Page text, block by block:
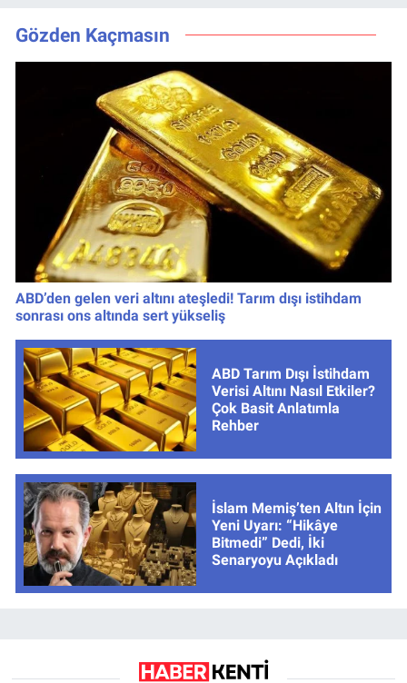
Kaçta, Nereden
İzlenir?
Gözden Kaçmasın
ABD’den gelen veri altını ateşledi! Tarım dışı istihdam
sonrası ons altında sert yükseliş
ABD Tarım Dışı İstihdam
Verisi Altını Nasıl Etkiler?
Çok Basit Anlatımla
Rehber
İslam Memiş’ten Altın İçin
Yeni Uyarı: “Hikâye
Bitmedi” Dedi, İki
Senaryoyu Açıkladı